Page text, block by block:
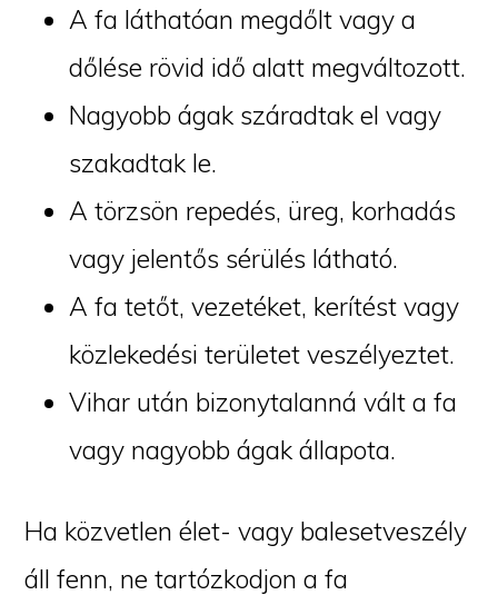
A fa láthatóan megdőlt vagy a
dőlése rövid idő alatt megváltozott.
Nagyobb ágak száradtak el vagy
szakadtak le.
A törzsön repedés, üreg, korhadás
vagy jelentős sérülés látható.
A fa tetőt, vezetéket, kerítést vagy
közlekedési területet veszélyeztet.
Vihar után bizonytalanná vált a fa
vagy nagyobb ágak állapota.
Ha közvetlen élet- vagy balesetveszély
áll fenn, ne tartózkodjon a fa